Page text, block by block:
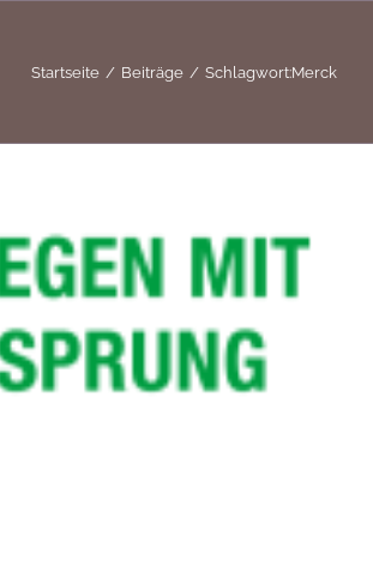
Startseite Beiträge Schlagwort:Merck